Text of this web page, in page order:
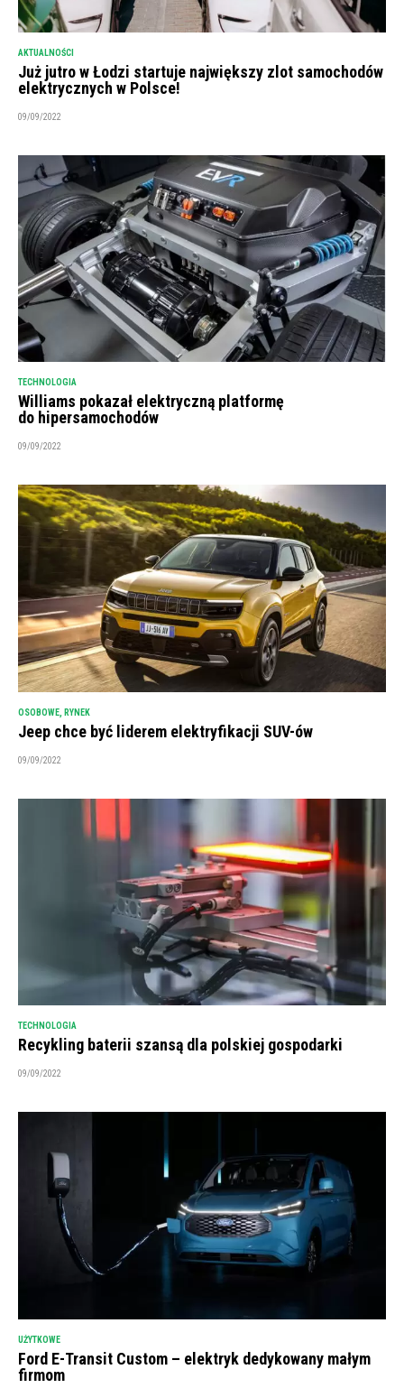
AKTUALNOŚCI
Już jutro w Łodzi startuje największy zlot samochodów
elektrycznych w Polsce!
09/09/2022
TECHNOLOGIA
Williams pokazał elektryczną platformę
do hipersamochodów
09/09/2022
OSOBOWE RYNEK
Jeep chce być liderem elektryfikacji SUV-ów
09/09/2022
TECHNOLOGIA
Recykling baterii szansą dla polskiej gospodarki
09/09/2022
UŻYTKOWE
Ford E-Transit Custom – elektryk dedykowany małym
firmom